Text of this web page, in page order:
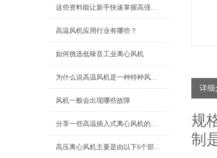
这些资料能让新手快速掌握高强耐腐玻璃钢离心风机
高温风机应用行业有哪些？
如何挑选低噪音工业离心风机
为什么说高温风机是一种特种风机？
风机一般会出现哪些故障
分享一些高温插入式离心风机的安装事项，希望对您有所帮助
高压离心风机主要是由以下6个部件组成的
详细
规
制